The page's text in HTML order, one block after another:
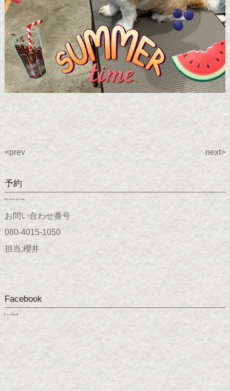
<prev next>
予約
Reservation
お問い合わせ番号
080-4015-1050
担当;櫻井
Facebook
Facebook